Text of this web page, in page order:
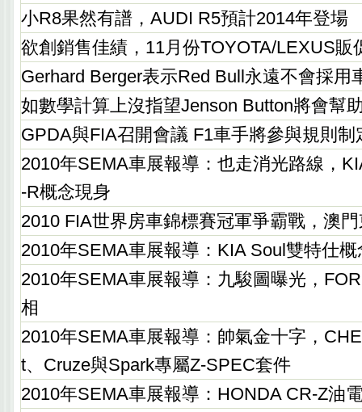
小R8果然有譜，AUDI R5預計2014年登場
欲創銷售佳績，11月份TOYOTA/LEXUS販
Gerhard Berger表示Red Bull永遠不會採用
如數學計算上沒指望Jenson Button將會幫
GPDA與FIA召開會議 F1車手將參與規則制
2010年SEMA車展報導：也走消光路線，
-R概念現身
2010 FIA世界房車錦標賽冠軍爭霸戰，澳
2010年SEMA車展報導：KIA Soul雙特仕
2010年SEMA車展報導：九駿圖曝光，
相
2010年SEMA車展報導：帥氣金十字，
t、Cruze與Spark專屬Z-SPEC套件
2010年SEMA車展報導：HONDA CR-Z油